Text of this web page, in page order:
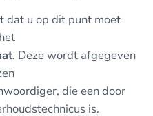
dat u op dit punt moet
. Deze wordt afgegeven
die een door
is.